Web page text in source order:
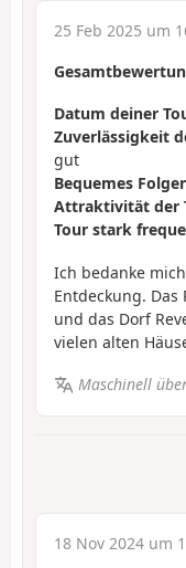
25 Feb 2025 um
Datum deiner
Zuverlässigkeit
gut
Bequemes
Attraktivität der
Tour stark
Ich bedanke
Entdeckung.
und das Dorf
vielen alten
Maschinell
18 Nov 2024 um